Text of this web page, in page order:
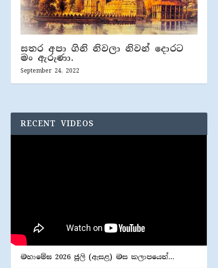
සතර අපා ගිනි නිවලා නිවන් දොරට
මං ඇරුණා.
September 24, 2022
RECENT VIDEOS
මහාමේඝ 2026 ජූලි (​ඇසළ) මස කලාපයෙන්…